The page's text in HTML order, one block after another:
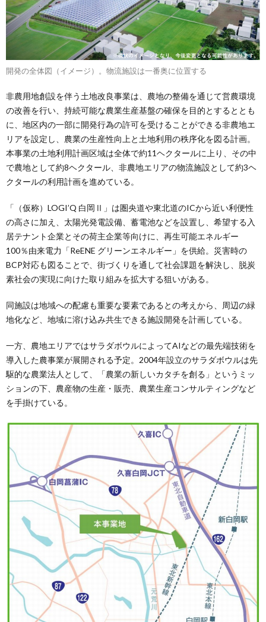
開発の全体図（イメージ）。物流施設は一番奥に位置する
非農用地創設を伴う土地改良事業は、農地の整備を通じて営農環境
の改善を行い、持続可能な農業生産基盤の確保を目的とするととも
に、地区内の一部に開発行為の許可を受けることができる非農地エ
リアを設定し、農業の生産性向上と土地利用の秩序化を図る計画。
本事業の土地利用計画区域は全体で約11ヘクタールに上り、その中
で農地として約8ヘクタール、非農地エリアの物流施設として約3ヘ
クタールの利用計画を進めている。
「（仮称）LOGI’Q 白岡Ⅱ」は圏央道や東北道のICから近い利便性
の高さに加え、太陽光発電設備、蓄電池などを設置し、希望する入
居テナント企業とその荷主企業等向けに、再生可能エネルギー
100％由来電力「ReENE グリーンエネルギー」を供給。災害時の
BCP対応も図ることで、街づくりを通して社会課題を解決し、脱炭
素社会の実現に向けた取り組みを拡大する狙いがある。
同施設は地域への配慮も重要な要素であるとの考えから、周辺の緑
地化など、地域に溶け込み共生できる施設開発を計画している。
一方、農地エリアではサラダボウルによってAIなどの最先端技術を
導入した農事業が展開される予定。2004年設立のサラダボウルは先
駆的な農業法人として、「農業の新しいカタチを創る」というミッ
ションの下、農産物の生産・販売、農業生産コンサルティングなど
を手掛けている。